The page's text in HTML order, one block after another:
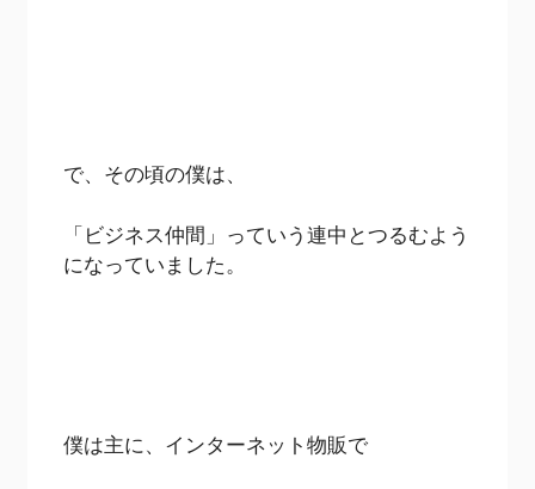
で、その頃の僕は、
「ビジネス仲間」っていう連中とつるむよう
になっていました。
僕は主に、インターネット物販で